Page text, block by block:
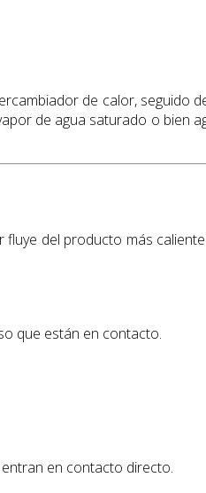
de calor, seguido
de agua saturado o bien
del producto más
que están en contacto.
en contacto directo.